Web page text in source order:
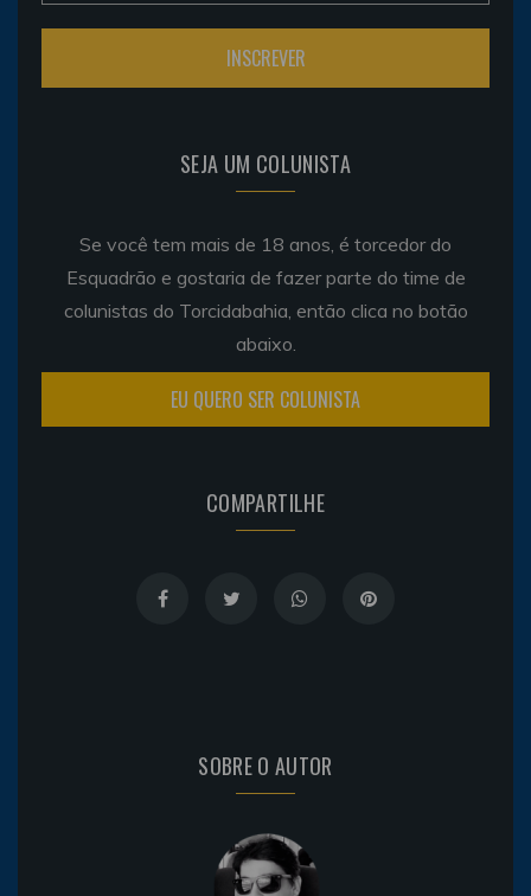
SEJA UM COLUNISTA
Se você tem mais de 18 anos, é torcedor do
Esquadrão e gostaria de fazer parte do time de
colunistas do Torcidabahia, então clica no botão
abaixo.
EU QUERO SER COLUNISTA
COMPARTILHE
SOBRE O AUTOR